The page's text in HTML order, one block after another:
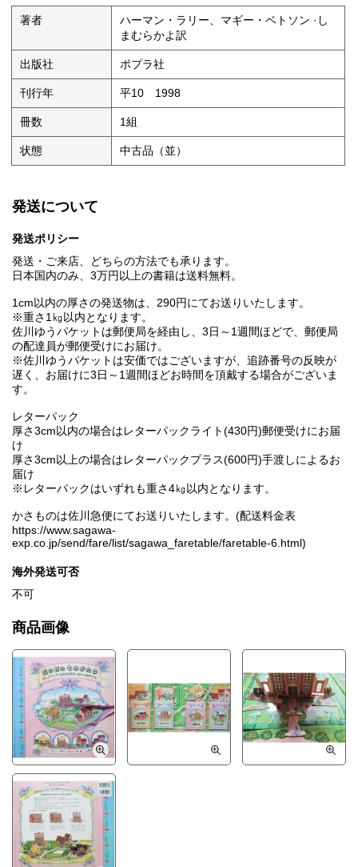
著者
ハーマン・ラリー、マギー・ベトソン ·し
まむらかよ訳
出版社 ポプラ社
刊行年 平10 1998
冊数 1組
状態 中古品（並）
発送について
発送ポリシー
発送・ご来店、どちらの方法でも承ります。
日本国内のみ、3万円以上の書籍は送料無料。
1cm以内の厚さの発送物は、290円にてお送りいたします。
※重さ1㎏以内となります。
佐川ゆうパケットは郵便局を経由し、3日～1週間ほどで、郵便局
の配達員が郵便受けにお届け。
※佐川ゆうパケットは安価ではございますが、追跡番号の反映が
遅く、お届けに3日～1週間ほどお時間を頂戴する場合がございま
す。
レターパック
厚さ3cm以内の場合はレターパックライト(430円)郵便受けにお届
け
厚さ3cm以上の場合はレターパックプラス(600円)手渡しによるお
届け
※レターパックはいずれも重さ4㎏以内となります。
かさものは佐川急便にてお送りいたします。(配送料金表
https://www.sagawa-
exp.co.jp/send/fare/list/sagawa_faretable/faretable-6.html)
海外発送可否
不可
商品画像